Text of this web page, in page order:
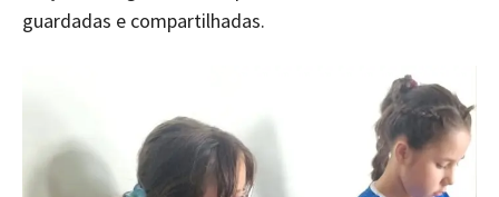
guardadas e compartilhadas.